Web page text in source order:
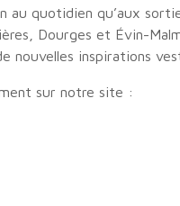
au quotidien qu’aux
Dourges et Évin-
inspirations
sur notre site :